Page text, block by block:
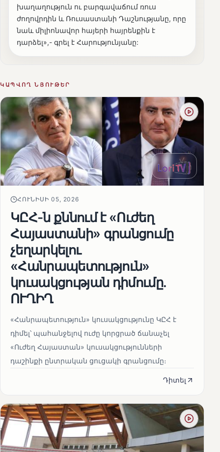
խաղաղություն ու բարգավաճում ռուս
ժողովրդին և Ռուսաստանի Դաշնությանը, որը
նաև միլիոնավոր հայերի հայրենքին է
դարձել»,- գրել է Հարությունյանը:
ԿԱՊՎՈՂ ՆՅՈՒԹԵՐ
ՀՈՒՆԻՍԻ 05, 2026
ԿԸՀ-ն քննում է «Ուժեղ
Հայաստանի» գրանցումը
չեղարկելու
«Հանրապետություն»
կուսակցության դիմումը.
ՈՒՂԻՂ
«Հանրապետություն» կուսակցությունը ԿԸՀ է
դիմել՝ պահանջելով ուժը կորցրած ճանաչել
«Ուժեղ Հայաստան» կուսակցությունների
դաշինքի ընտրական ցուցակի գրանցումը։
Դիտել